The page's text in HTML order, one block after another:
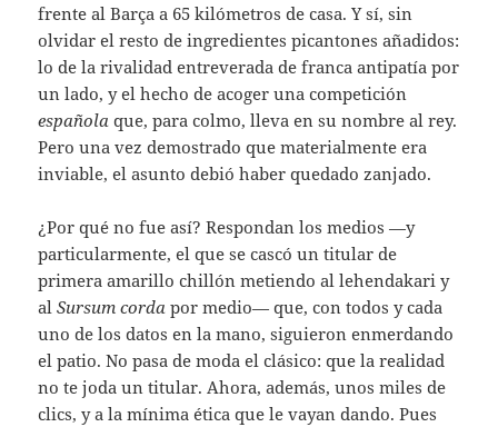
frente al Barça a 65 kilómetros de casa. Y sí, sin
olvidar el resto de ingredientes picantones añadidos:
lo de la rivalidad entreverada de franca antipatía por
un lado, y el hecho de acoger una competición
española que, para colmo, lleva en su nombre al rey.
Pero una vez demostrado que materialmente era
inviable, el asunto debió haber quedado zanjado.
¿Por qué no fue así? Respondan los medios —y
particularmente, el que se cascó un titular de
primera amarillo chillón metiendo al lehendakari y
alSursum corda por medio— que, con todos y cada
uno de los datos en la mano, siguieron enmerdando
el patio. No pasa de moda el clásico: que la realidad
no te joda un titular. Ahora, además, unos miles de
clics, y a la mínima ética que le vayan dando. Pues